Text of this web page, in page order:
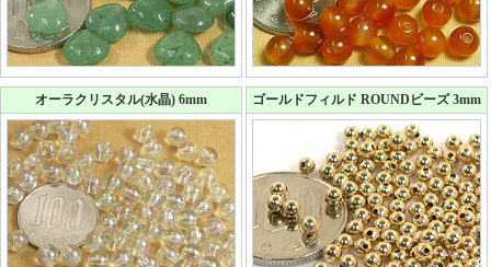
オーラクリスタル(水晶) 6mm ゴールドフィルド ROUNDビーズ 3mm